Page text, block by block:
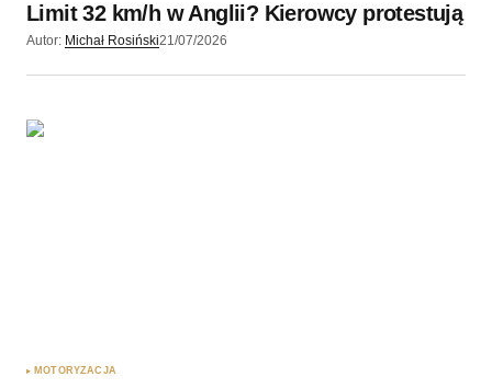
Wyślij komentarz
Limit 32 km/h w Anglii? Kierowcy protestują
Autor: Michał Rosiński21/07/2026
MOTORYZACJA